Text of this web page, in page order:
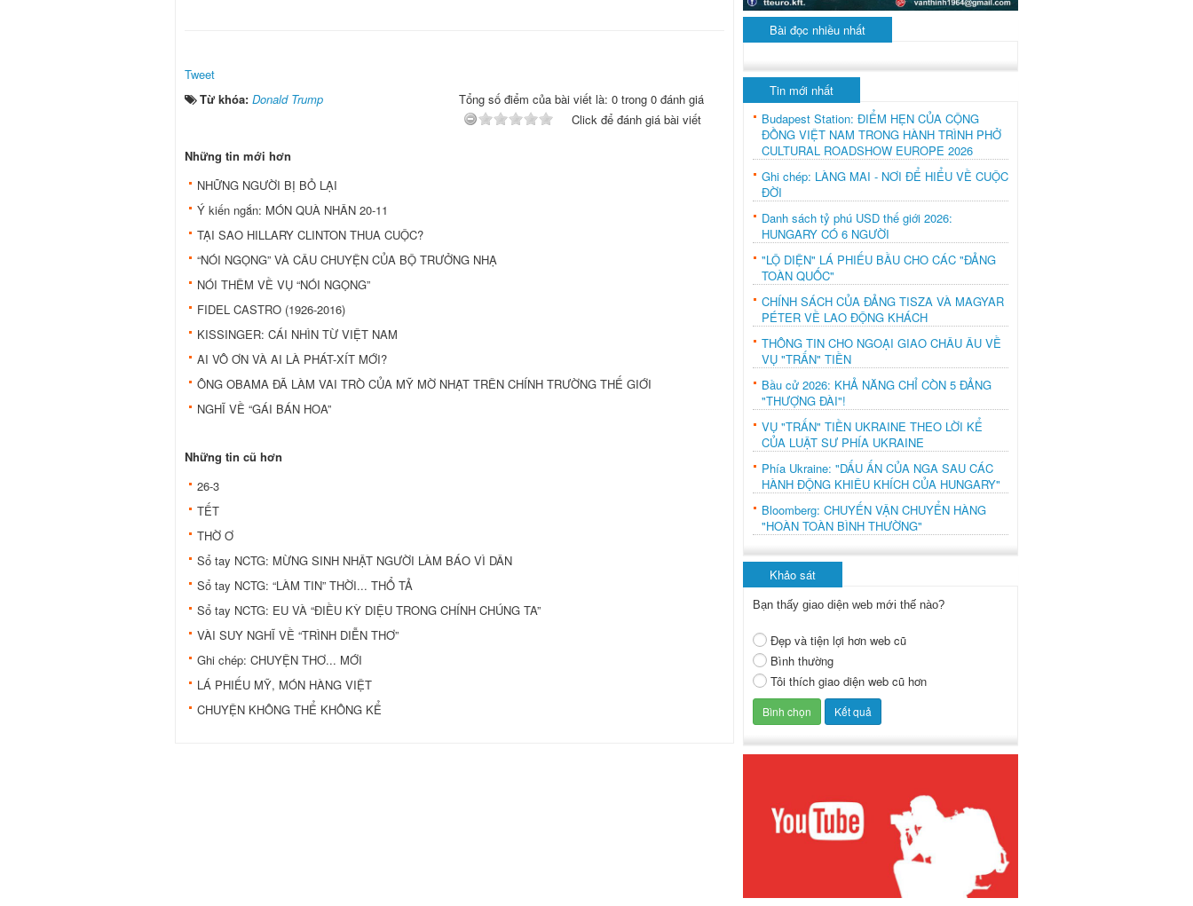
Tweet
Từ khóa: Donald Trump
Tổng số điểm của bài viết là: 0 trong 0 đánh giá
Click để đánh giá bài viết
Những tin mới hơn
NHỮNG NGƯỜI BỊ BỎ LẠI
Ý kiến ngắn: MÓN QUÀ NHÂN 20-11
TẠI SAO HILLARY CLINTON THUA CUỘC?
“NÓI NGỌNG” VÀ CÂU CHUYỆN CỦA BỘ TRƯỞNG NHẠ
NÓI THÊM VỀ VỤ “NÓI NGỌNG”
FIDEL CASTRO (1926-2016)
KISSINGER: CÁI NHÌN TỪ VIỆT NAM
AI VÔ ƠN VÀ AI LÀ PHÁT-XÍT MỚI?
ÔNG OBAMA ĐÃ LÀM VAI TRÒ CỦA MỸ MỜ NHẠT TRÊN CHÍNH TRƯỜNG THẾ GIỚI
NGHĨ VỀ “GÁI BÁN HOA”
Những tin cũ hơn
26-3
TẾT
THỜ Ơ
Sổ tay NCTG: MỪNG SINH NHẬT NGƯỜI LÀM BÁO VÌ DÂN
Sổ tay NCTG: “LÀM TIN” THỜI... THỔ TẢ
Sổ tay NCTG: EU VÀ “ĐIỀU KỲ DIỆU TRONG CHÍNH CHÚNG TA”
VÀI SUY NGHĨ VỀ “TRÌNH DIỄN THƠ”
Ghi chép: CHUYỆN THƠ... MỚI
LÁ PHIẾU MỸ, MÓN HÀNG VIỆT
CHUYỆN KHÔNG THỂ KHÔNG KỂ
Bài đọc nhiều nhất
Tin mới nhất
Budapest Station: ĐIỂM HẸN CỦA CỘNG
ĐỒNG VIỆT NAM TRONG HÀNH TRÌNH PHỞ
CULTURAL ROADSHOW EUROPE 2026
Ghi chép: LÀNG MAI - NƠI ĐỂ HIỂU VỀ CUỘC
ĐỜI
Danh sách tỷ phú USD thế giới 2026:
HUNGARY CÓ 6 NGƯỜI
"LỘ DIỆN" LÁ PHIẾU BẦU CHO CÁC "ĐẢNG
TOÀN QUỐC"
CHÍNH SÁCH CỦA ĐẢNG TISZA VÀ MAGYAR
PÉTER VỀ LAO ĐỘNG KHÁCH
THÔNG TIN CHO NGOẠI GIAO CHÂU ÂU VỀ
VỤ "TRẤN" TIỀN
Bầu cử 2026: KHẢ NĂNG CHỈ CÒN 5 ĐẢNG
"THƯỢNG ĐÀI"!
VỤ "TRẤN" TIỀN UKRAINE THEO LỜI KỂ
CỦA LUẬT SƯ PHÍA UKRAINE
Phía Ukraine: "DẤU ẤN CỦA NGA SAU CÁC
HÀNH ĐỘNG KHIÊU KHÍCH CỦA HUNGARY"
Bloomberg: CHUYẾN VẬN CHUYỂN HÀNG
"HOÀN TOÀN BÌNH THƯỜNG"
Khảo sát
Bạn thấy giao diện web mới thế nào?
Đẹp và tiện lợi hơn web cũ
Bình thường
Tôi thích giao diện web cũ hơn